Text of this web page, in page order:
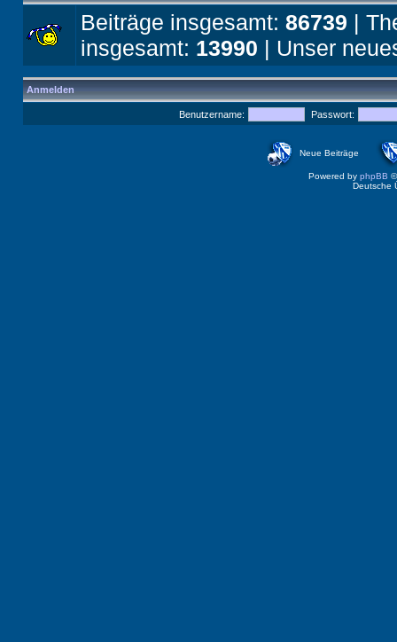
Beiträge insgesamt: 86739 |
insgesamt: 13990 | Unser
Anmelden
Benutzername: Passwort:
Neue Beiträge
Powered by phpBB
Deutsche